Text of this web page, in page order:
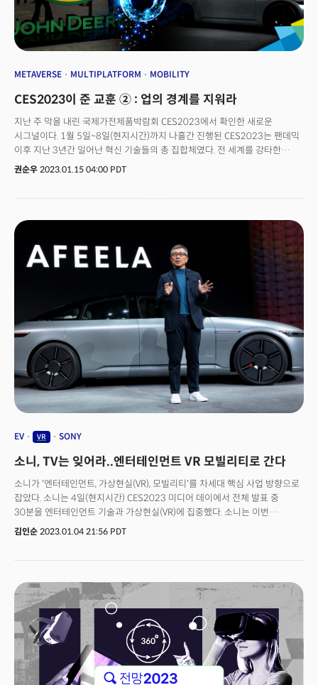
METAVERSE MULTIPLATFORM MOBILITY
CES2023이 준 교훈 ② : 업의 경계를 지워라
지난 주 막을 내린 국제가전제품박람회 CES2023에서 확인한 새로운
시그널이다. 1월 5일~8일(현지시간)까지 나흘간 진행된 CES2023는 팬데믹
이후 지난 3년간 일어난 혁신 기술들의 총 집합체였다. 전 세계를 강타한
코로나 바이러스는 기술의 방향을 바꿨다. 인류는 전쟁과 기후위기, 그리고
혁신 기술들이 활용되고 있는지에 대한 인사이트를 제시했다. CES에 참가한
기업들의 경계가 무너진 지는 이미 오래다. 기업들은 기존 사업 영역을 넘어
새로운 영역으로 파괴적인 혁신을 이어가는 한편, 여러 다른 업종 내 기업들과
‘합종연횡’하며 생존을 모색하고 있었다. 농기계 업체 존디어와 캐터필러 등이
대표적인 사례다. 달라진 혁신의 방향은 그간 CES의 간판이었던 가전 등의
토픽을 뒤로 밀어냈다. 대신 디지털 헬스, 게이밍, 웹 3, 메타버스 등 변방에
자리했던 주제들이 전면에 등장했다. CES2023에 참가한 기업들이 전한
메시지는 '개인화' 된 '초연결'로 수렴됐다. 대부분의 혁신은 더욱 개인의
니즈를 위한 맞춤형으로 바뀌었고, 여러 플랫폼에서 해당 기술을 활용하려는
노력을 엿볼 수 있었다. 특히 CES 전면에 등장한 모빌리티는 이동 수단을 넘어
콘텐츠를 소비하는 하나의 플랫폼으로 자리매김할 태세다.개인화 한 초연결
기술은 가상세계로까지 영역을 확장, 메타버스 산업 내 현실적인 진화가
두드러지게 나타났다.
권순우 2023.01.15 04:00 PDT
EV VR SONY
소니, TV는 잊어라..엔터테인먼트 VR 모빌리티로 간다
소니가 '엔터테인먼트, 가상현실(VR), 모빌리티'를 차세대 핵심 사업 방향으로
잡았다. 소니는 4일(현지시간) CES2023 미디어 데이에서 전체 발표 중
30분을 엔터테인먼트 기술과 가상현실(VR)에 집중했다. 소니는 이번
행사에서 TV에 대한 언급은 없었다. 소니는 크리에이터를 중심에 둔
"시간과 공간을 실시간으로 공유하는 것이 엔터테인먼트의 본질이다. 소니의
창작과 인터랙션 기술이 가상세계를 지원하고 실제 세계와 연결할 것"이라고
강조했다. 소니는 사진, 게임, 음악, 스포츠, 모빌리티 분야를 연결해
엔터테인먼트 범위를 확장하는 가능성을 제시했다.
김인순 2023.01.04 21:56 PDT